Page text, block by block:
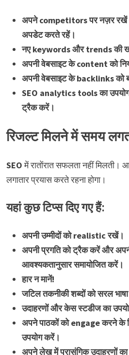
अपने competitors पर नज़र रखें
अपडेट करते रहें।
नए keywords और trends की
अपनी वेबसाइट के content को
अपनी वेबसाइट के backlinks को
SEO analytics tools का
ट्रैक करें।
रिजल्ट मिलने में समय
SEOमें रातोंरात सफलता नहीं मिलती।
लगातार प्रयास करते रहना होगा।
यहां कुछ टिप्स दिए गए हैं:
अपनी उम्मीदों को realistic रखें।
अपनी प्रगति को ट्रैक करें और
आवश्यकतानुसार समायोजित करें।
हार न मानें!
जटिल तकनीकी शब्दों को सरल
उदाहरणों और केस स्टडीज का
अपने पाठकों को engage करने के
उपयोग करें।
अपने लेख में प्रासंगिक उदाहरणों